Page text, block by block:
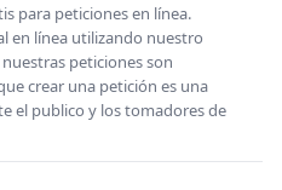
para peticiones en línea.
en línea utilizando nuestro
peticiones son
crear una petición es una
el publico y los tomadores de